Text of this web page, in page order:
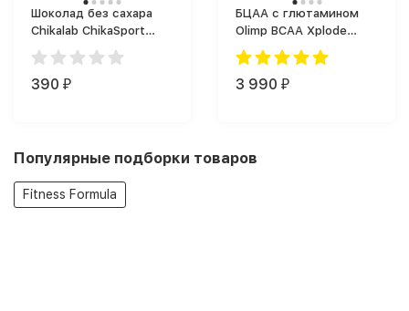
Шоколад без сахара
Chikalab ChikaSport
(100 г)
390 ₽
БЦАА с глютамином
Olimp BCAA Xplode
спортпит (500 г)
3 990 ₽
Популярные подборки товаров
Fitness Formula